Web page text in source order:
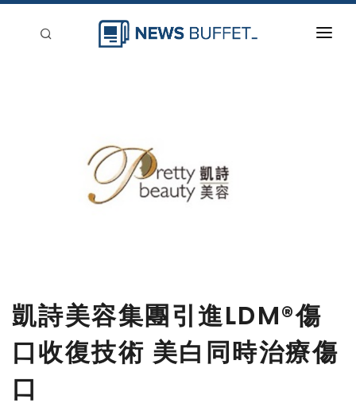
凱詩美容集團引進LDM®傷
口收復技術 美白同時治療傷
口